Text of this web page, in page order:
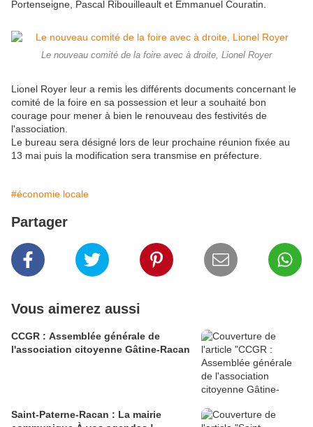
Portenseigne, Pascal Ribouilleault et Emmanuel Couratin.
Le nouveau comité de la foire avec à droite, Lionel Royer
Lionel Royer leur a remis les différents documents concernant le
comité de la foire en sa possession et leur a souhaité bon
courage pour mener à bien le renouveau des festivités de
l'association.
Le bureau sera désigné lors de leur prochaine réunion fixée au
13 mai puis la modification sera transmise en préfecture.
#économie locale
Partager
Vous aimerez aussi
CCGR : Assemblée générale de
l'association citoyenne Gâtine-Racan
Saint-Paterne-Racan : La mairie